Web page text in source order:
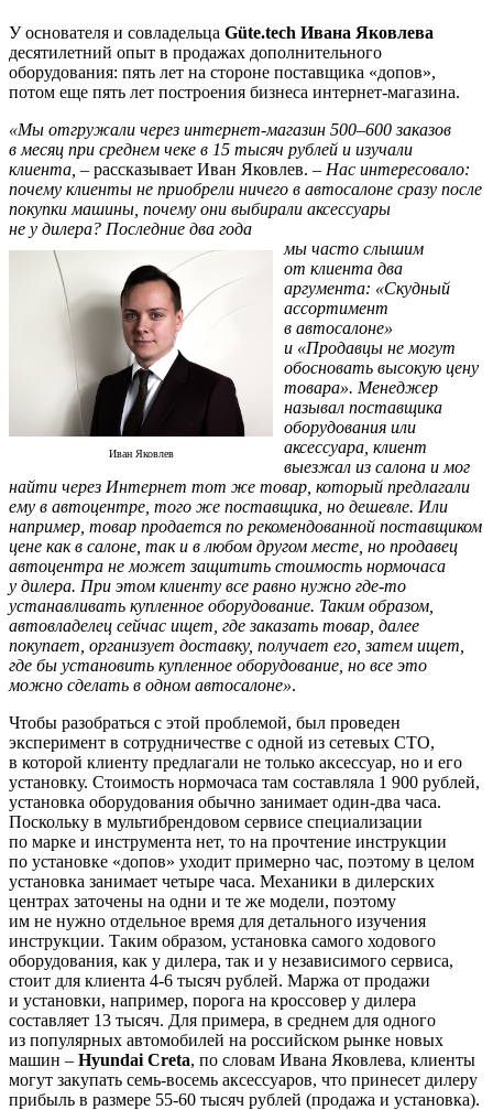
У основателя и совладельца Güte.tech Ивана Яковлева
десятилетний опыт в продажах дополнительного
оборудования: пять лет на стороне поставщика «допов»,
потом еще пять лет построения бизнеса интернет-магазина.
«Мы отгружали через интернет-магазин 500–600 заказов
в месяц при среднем чеке в 15 тысяч рублей и изучали
клиента, – рассказывает Иван Яковлев. – Нас интересовало:
почему клиенты не приобрели ничего в автосалоне сразу после
покупки машины, почему они выбирали аксессуары
не у дилера? Последние два года
Иван Яковлев
мы часто слышим
от клиента два
аргумента: «Скудный
ассортимент
в автосалоне»
и «Продавцы не могут
обосновать высокую цену
товара». Менеджер
называл поставщика
оборудования или
аксессуара, клиент
выезжал из салона и мог
найти через Интернет тот же товар, который предлагали
ему в автоцентре, того же поставщика, но дешевле. Или
например, товар продается по рекомендованной поставщиком
цене как в салоне, так и в любом другом месте, но продавец
автоцентра не может защитить стоимость нормочаса
у дилера. При этом клиенту все равно нужно где-то
устанавливать купленное оборудование. Таким образом,
автовладелец сейчас ищет, где заказать товар, далее
покупает, организует доставку, получает его, затем ищет,
где бы установить купленное оборудование, но все это
можно сделать в одном автосалоне».
Чтобы разобраться с этой проблемой, был проведен
эксперимент в сотрудничестве с одной из сетевых СТО,
в которой клиенту предлагали не только аксессуар, но и его
установку. Стоимость нормочаса там составляла 1 900 рублей,
установка оборудования обычно занимает один-два часа.
Поскольку в мультибрендовом сервисе специализации
по марке и инструмента нет, то на прочтение инструкции
по установке «допов» уходит примерно час, поэтому в целом
установка занимает четыре часа. Механики в дилерских
центрах заточены на одни и те же модели, поэтому
им не нужно отдельное время для детального изучения
инструкции. Таким образом, установка самого ходового
оборудования, как у дилера, так и у независимого сервиса,
стоит для клиента 4-6 тысяч рублей. Маржа от продажи
и установки, например, порога на кроссовер у дилера
составляет 13 тысяч. Для примера, в среднем для одного
из популярных автомобилей на российском рынке новых
машин – Hyundai Creta, по словам Ивана Яковлева, клиенты
могут закупать семь-восемь аксессуаров, что принесет дилеру
прибыль в размере 55-60 тысяч рублей (продажа и установка).